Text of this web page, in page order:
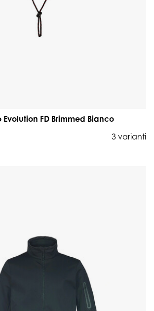
FD Brimmed Bianco
3 varianti